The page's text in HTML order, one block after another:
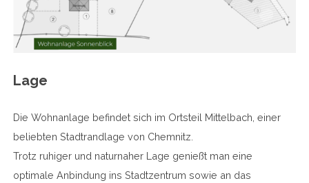
Lage
Die Wohnanlage befindet sich im Ortsteil Mittelbach, einer
beliebten Stadtrandlage von Chemnitz.
Trotz ruhiger und naturnaher Lage genießt man eine
optimale Anbindung ins Stadtzentrum sowie an das